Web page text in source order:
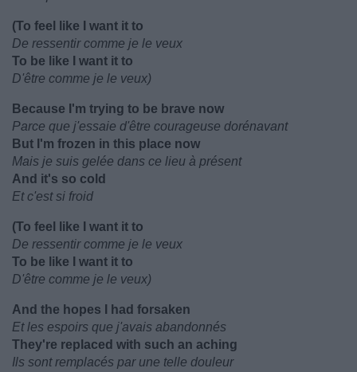
(To feel like I want it to
De ressentir comme je le veux
To be like I want it to
D'être comme je le veux)
Because I'm trying to be brave now
Parce que j'essaie d'être courageuse dorénavant
But I'm frozen in this place now
Mais je suis gelée dans ce lieu à présent
And it's so cold
Et c'est si froid
(To feel like I want it to
De ressentir comme je le veux
To be like I want it to
D'être comme je le veux)
And the hopes I had forsaken
Et les espoirs que j'avais abandonnés
They're replaced with such an aching
Ils sont remplacés par une telle douleur